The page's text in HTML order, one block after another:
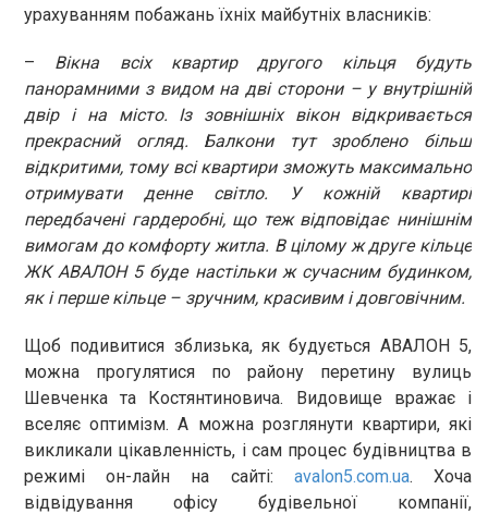
урахуванням побажань їхніх майбутніх власників:
– Вікна всіх квартир другого кільця будуть
панорамними з видом на дві сторони – у внутрішній
двір і на місто. Із зовнішніх вікон відкривається
прекрасний огляд. Балкони тут зроблено більш
відкритими, тому всі квартири зможуть максимально
отримувати денне світло. У кожній квартирі
передбачені гардеробні, що теж відповідає нинішнім
вимогам до комфорту житла. В цілому ж друге кільце
ЖК АВАЛОН 5 буде настільки ж сучасним будинком,
як і перше кільце – зручним, красивим і довговічним.
Щоб подивитися зблизька, як будується АВАЛОН 5,
можна прогулятися по району перетину вулиць
Шевченка та Костянтиновича. Видовище вражає і
вселяє оптимізм. А можна розглянути квартири, які
викликали цікавленність, і сам процес будівництва в
режимі он-лайн на сайті: avalon5.com.ua. Хоча
відвідування офісу будівельної компанії,